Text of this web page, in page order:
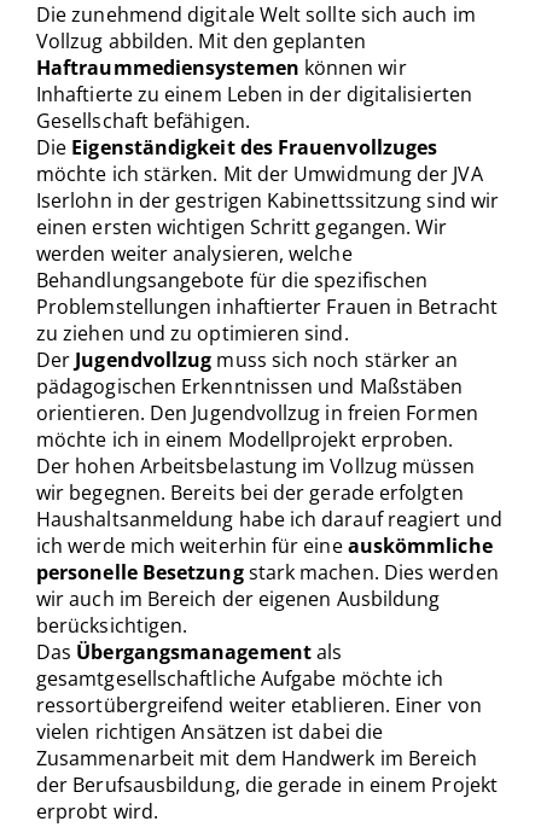
Die zunehmend digitale Welt sollte sich auch im
Vollzug abbilden. Mit den geplanten
Haftraummediensystemen können wir
Inhaftierte zu einem Leben in der digitalisierten
Gesellschaft befähigen.
Die Eigenständigkeit des Frauenvollzuges
möchte ich stärken. Mit der Umwidmung der JVA
Iserlohn in der gestrigen Kabinettssitzung sind wir
einen ersten wichtigen Schritt gegangen. Wir
werden weiter analysieren, welche
Behandlungsangebote für die spezifischen
Problemstellungen inhaftierter Frauen in Betracht
zu ziehen und zu optimieren sind.
DerJugendvollzug muss sich noch stärker an
pädagogischen Erkenntnissen und Maßstäben
orientieren. Den Jugendvollzug in freien Formen
möchte ich in einem Modellprojekt erproben.
Der hohen Arbeitsbelastung im Vollzug müssen
wir begegnen. Bereits bei der gerade erfolgten
Haushaltsanmeldung habe ich darauf reagiert und
ich werde mich weiterhin für eineauskömmliche
personelle Besetzungstark machen. Dies werden
wir auch im Bereich der eigenen Ausbildung
berücksichtigen.
Das Übergangsmanagementals
gesamtgesellschaftliche Aufgabe möchte ich
ressortübergreifend weiter etablieren. Einer von
vielen richtigen Ansätzen ist dabei die
Zusammenarbeit mit dem Handwerk im Bereich
der Berufsausbildung, die gerade in einem Projekt
erprobt wird.